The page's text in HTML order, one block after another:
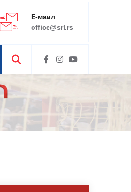
Е-маил
office@srl.rs